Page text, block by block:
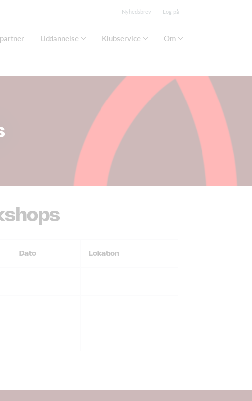
Nyhedsbrev Log på
Uddannelse Klubservice Om
Dato Lokation